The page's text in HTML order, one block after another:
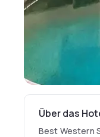
Über das
Best Western